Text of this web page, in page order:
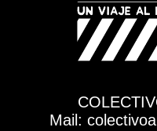
Mail: